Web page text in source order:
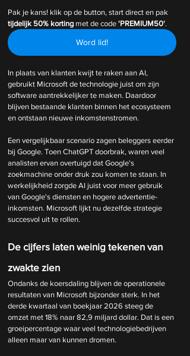
Pak je kans! klik op de button, start direct en pak
tijdelijk 50% korting met de code 'PREMIUM50'.
Word lid!
In plaats van klanten kwijt te raken aan AI,
gebruikt Microsoft de technologie juist om zijn
software aantrekkelijker te maken. Daardoor
blijven bestaande klanten binnen het ecosysteem
en ontstaan nieuwe inkomstenstromen.
Een vergelijkbaar scenario zagen beleggers eerder
bij Google. Toen ChatGPT doorbrak, waren veel
analisten ervan overtuigd dat Google's
zoekmachine onder druk zou komen te staan. In
werkelijkheid zorgde AI juist voor meer gebruik
van Google's diensten en hogere advertentie-
inkomsten. Microsoft lijkt nu dezelfde strategie
succesvol uit te rollen.
De cijfers laten weinig tekenen van
zwakte zien
Ondanks de koersdaling blijven de operationele
resultaten van Microsoft bijzonder sterk. In het
derde kwartaal van boekjaar 2026 steeg de
omzet met 18% naar 82,9 miljard dollar. Dat is een
groeipercentage waar veel technologiebedrijven
alleen maar van kunnen dromen.